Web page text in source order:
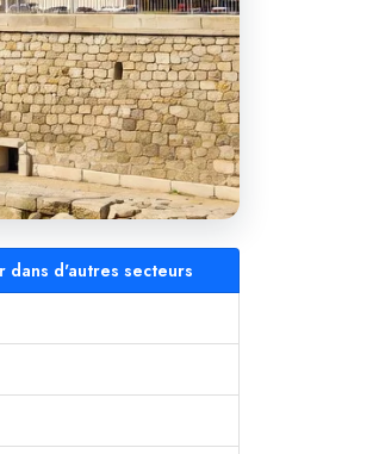
d'autres secteurs